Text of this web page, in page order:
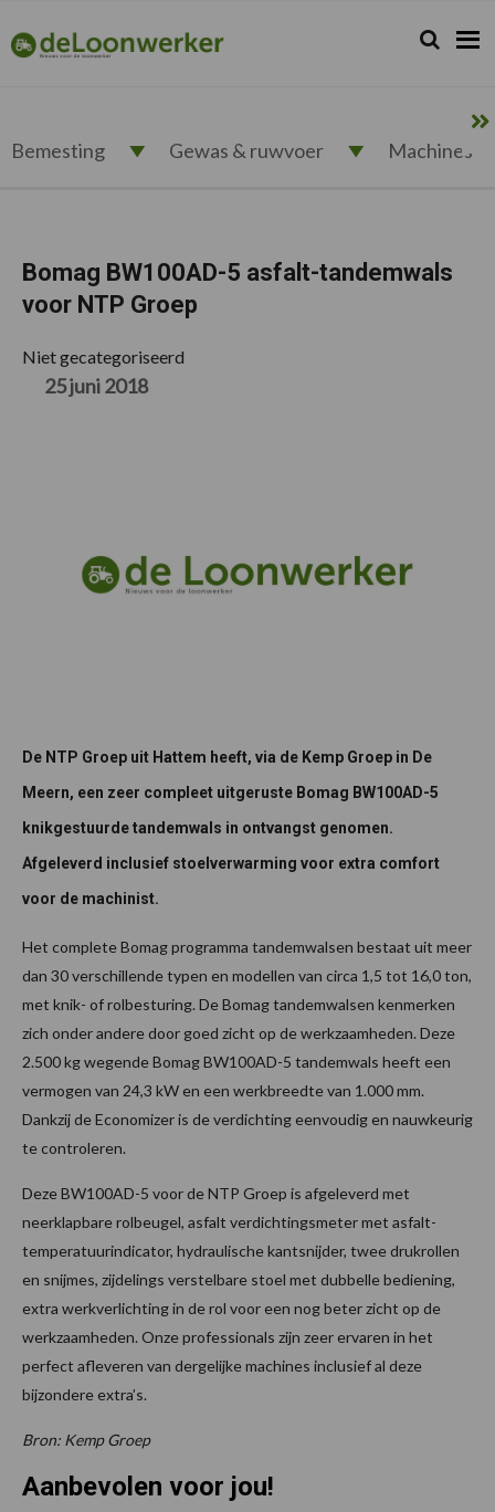
de
hoofdnavigatie
de
hoofd
de
eerste
de
voettekst
deloonwerker.nl Zoeken...
Zoek
Bemesting Gewas & ruwvoer Machines
Bomag BW100AD-5 asfalt-tandemwals
voor NTP Groep
Niet gecategoriseerd
25 juni 2018
De NTP Groep uit Hattem heeft, via de Kemp Groep in De
Meern, een zeer compleet uitgeruste Bomag BW100AD-5
knikgestuurde tandemwals in ontvangst genomen.
Afgeleverd inclusief stoelverwarming voor extra comfort
voor de machinist.
Het complete Bomag programma tandemwalsen bestaat uit meer
dan 30 verschillende typen en modellen van circa 1,5 tot 16,0 ton,
met knik- of rolbesturing. De Bomag tandemwalsen kenmerken
zich onder andere door goed zicht op de werkzaamheden. Deze
2.500 kg wegende Bomag BW100AD-5 tandemwals heeft een
vermogen van 24,3 kW en een werkbreedte van 1.000 mm.
Dankzij de Economizer is de verdichting eenvoudig en nauwkeurig
te controleren.
Deze BW100AD-5 voor de NTP Groep is afgeleverd met
neerklapbare rolbeugel, asfalt verdichtingsmeter met asfalt-
temperatuurindicator, hydraulische kantsnijder, twee drukrollen
en snijmes, zijdelings verstelbare stoel met dubbelle bediening,
extra werkverlichting in de rol voor een nog beter zicht op de
werkzaamheden. Onze professionals zijn zeer ervaren in het
perfect afleveren van dergelijke machines inclusief al deze
bijzondere extra’s.
Bron: Kemp Groep
Aanbevolen voor jou!